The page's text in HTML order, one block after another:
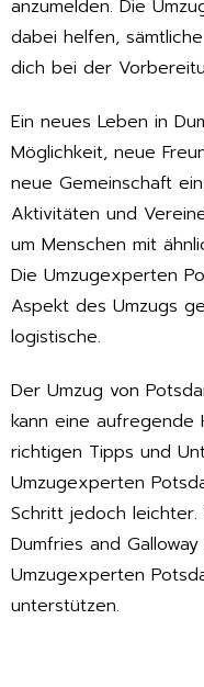
anzumelden. Die
dabei helfen,
dich bei der
Ein neues Leben in
Möglichkeit, neue
neue Gemeinschaft
Aktivitäten und
um Menschen mit
Die Umzugexperten
Aspekt des Umzugs
logistische.
Der Umzug von
kann eine aufregende
richtigen Tipps und
Umzugexperten
Schritt jedoch
Dumfries and
Umzugexperten
unterstützen.